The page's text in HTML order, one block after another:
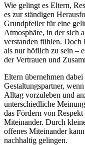
Wie gelingt es Eltern,
es zur ständigen
Grundpfeiler für eine
Atmosphäre, in der sich
verstanden fühlen. Doch
als nur höflich zu sein –
der Vertrauen und
Eltern übernehmen
Gestaltungspartner,
Alltag vorzuleben und
unterschiedliche
das Fördern von
Miteinander. Durch
offenes Miteinander
nachhaltig gelingen.